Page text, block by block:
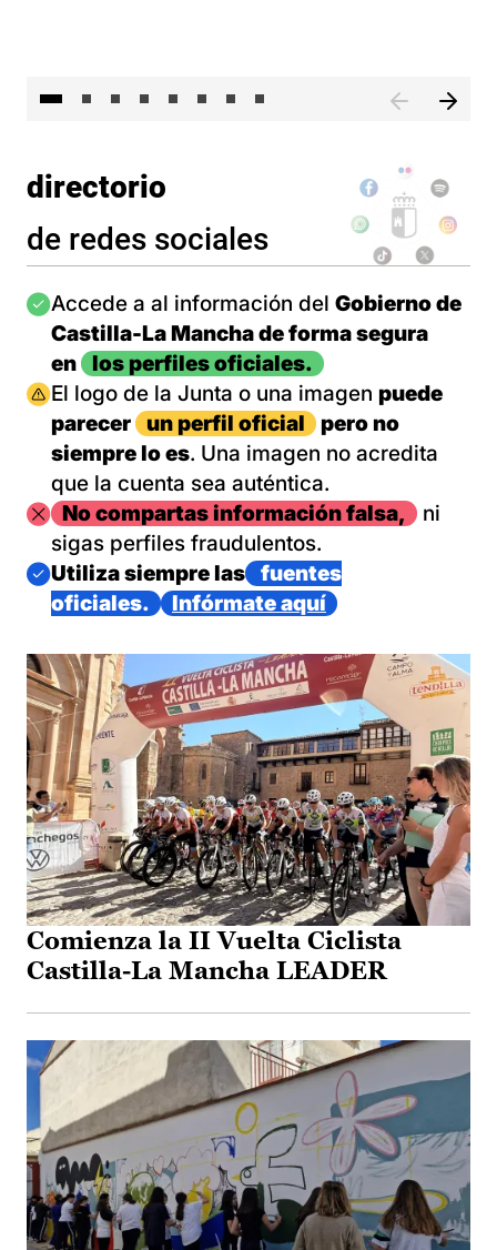
directorio
de redes sociales
Imagen
Accede a al información del Gobierno de
Castilla-La Mancha de forma segura
en
los perfiles oficiales.
Imagen
El logo de la Junta o una imagen puede
parecer
un perfil oficial
pero no
siempre lo es. Una imagen no acredita
que la cuenta sea auténtica.
ImagenNo compartas información falsa,
ni
sigas perfiles fraudulentos.
Imagen
Utiliza siempre las
fuentes
oficiales.
Infórmate aquí
Comienza la II Vuelta Ciclista
Castilla-La Mancha LEADER